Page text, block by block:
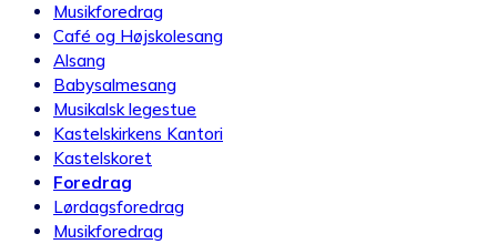
Musikforedrag
Café og Højskolesang
Alsang
Babysalmesang
Musikalsk legestue
Kastelskirkens Kantori
Kastelskoret
Foredrag
Lørdagsforedrag
Musikforedrag